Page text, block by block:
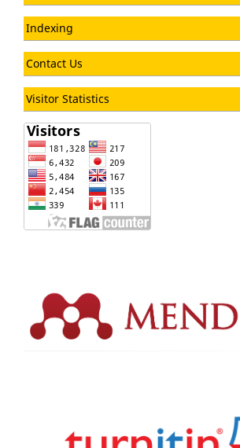
Indexing
Contact Us
Visitor Statistics